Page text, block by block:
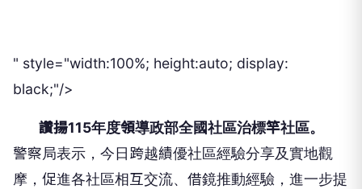
" style="width:100%; height:auto; display:
black;"/>
讚揚115年度領導政部全國社區治標竿社區。
警察局表示，今日跨越績優社區經驗分享及實地觀
摩，促進各社區相互交流、借鏡推動經驗，進一步提